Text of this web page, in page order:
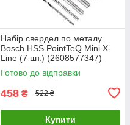
Набір свердел по металу
Bosch HSS PointTeQ Mini X-
Line (7 шт.) (2608577347)
Готово до відправки
458 ₴ 522 ₴
Купити